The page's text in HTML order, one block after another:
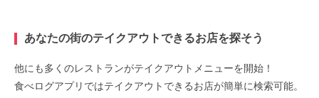
あなたの街のテイクアウトできるお店を探そう
他にも多くのレストランがテイクアウトメニューを開始！
食べログアプリではテイクアウトできるお店が簡単に検索可能。